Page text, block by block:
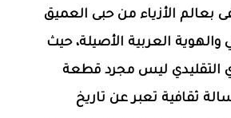
الأزياء من حبى العميق
والهوية العربية الأصيلة، حيث
التقليدي ليس مجرد قطعة
ثقافية تعبر عن تاريخ